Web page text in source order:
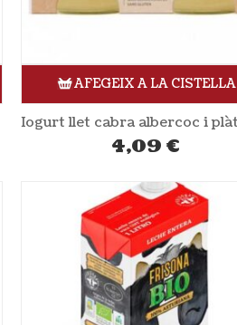
AFEGEIX A LA CISTELLA
4,09 €